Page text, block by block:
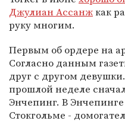
Джулиан Ассанжкак
руку многим.
Первым об ордере на
Согласно данным
друг с другом
прошлой неделе
Энчепинг. В
Стокгольме -